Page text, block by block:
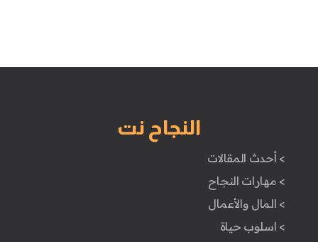
النجاح نت
> أحدث المقالات
> مهارات النجاح
> المال والأعمال
> اسلوب حياة